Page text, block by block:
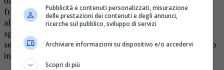
freni: le pastiglie devono avere spessore sufficiente,
altrimenti vanno cambiate. Freni consumati allungano gli
spazi di arresto e rischiano di tradire nel momento in cui
serve una frenata decisa, specialmente su fondo bagnato o
in curva.
Pubblicità e contenuti personalizzati, misurazione
delle prestazioni dei contenuti e degli annunci,
ricerche sul pubblico, sviluppo di servizi
Archiviare informazioni su dispositivo e/o accedervi
Scopri di più